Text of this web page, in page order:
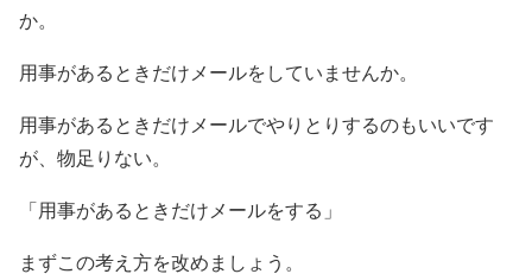
か。
用事があるときだけメールをしていませんか。
用事があるときだけメールでやりとりするのもいいです
が、物足りない。
「用事があるときだけメールをする」
まずこの考え方を改めましょう。